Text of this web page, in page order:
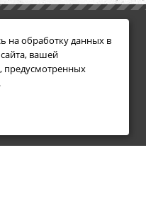
на обработку данных в
вашей
предусмотренных